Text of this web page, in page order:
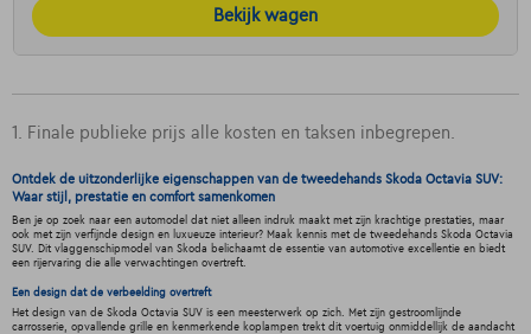
Bekijk wagen
1. Finale publieke prijs alle kosten en taksen inbegrepen.
Ontdek de uitzonderlijke eigenschappen van de tweedehands Skoda Octavia SUV:
Waar stijl, prestatie en comfort samenkomen
Ben je op zoek naar een automodel dat niet alleen indruk maakt met zijn krachtige prestaties, maar
ook met zijn verfijnde design en luxueuze interieur? Maak kennis met de tweedehands Skoda Octavia
SUV. Dit vlaggenschipmodel van Skoda belichaamt de essentie van automotive excellentie en biedt
een rijervaring die alle verwachtingen overtreft.
Een design dat de verbeelding overtreft
Het design van de Skoda Octavia SUV is een meesterwerk op zich. Met zijn gestroomlijnde
carrosserie, opvallende grille en kenmerkende koplampen trekt dit voertuig onmiddellijk de aandacht